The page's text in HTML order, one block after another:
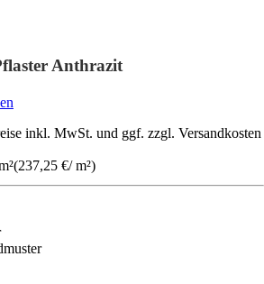
Anthrazit
inkl. MwSt. und ggf. zzgl. Versandkosten
(237,25 €/ m²)